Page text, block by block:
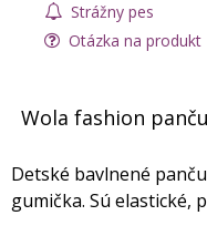
Strážny pes
Otázka na produkt
Wola fashion
Detské bavlnené
gumička. Sú elastické,